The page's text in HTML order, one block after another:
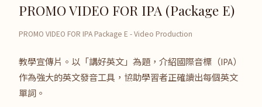
PROMO VIDEO FOR IPA (Package E)
PROMO VIDEO FOR IPA Package E - Video Production
教學宣傳片。以「講好英文」為題，介紹國際音標（IPA）
作為強大的英文發音工具，協助學習者正確讀出每個英文
單詞。